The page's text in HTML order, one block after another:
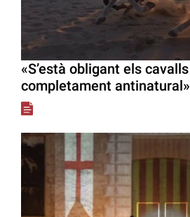
«S’està obligant els
completament antinatural»